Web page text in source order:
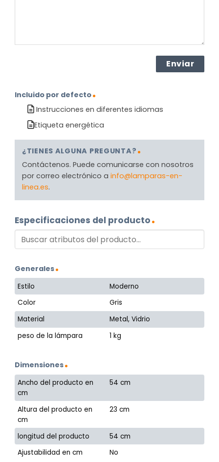
Incluido por defecto
Instrucciones en diferentes idiomas
Etiqueta energética
¿TIENES ALGUNA PREGUNTA?
Contáctenos. Puede comunicarse con nosotros
por correo electrónico a info@lamparas-en-
linea.es.
Especificaciones del producto
Generales
Estilo
Moderno
Color
Gris
Material
Metal, Vidrio
peso de la lámpara
1 kg
Dimensiones
Ancho del producto en
cm
54 cm
Altura del producto en
cm
23 cm
longitud del producto
54 cm
Ajustabilidad en cm
No